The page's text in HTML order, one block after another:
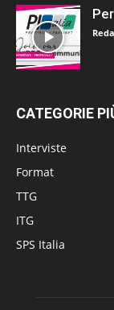
CATEGORIE
Interviste
Format
TTG
ITG
SPS Italia